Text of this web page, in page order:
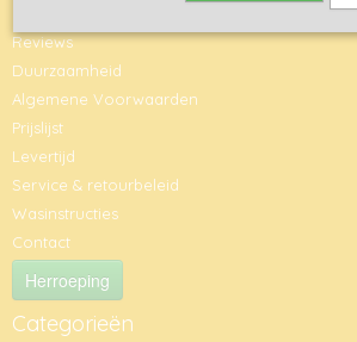
Reviews
Duurzaamheid
Algemene Voorwaarden
Prijslijst
Levertijd
Service & retourbeleid
Wasinstructies
Contact
Herroeping
Categorieën